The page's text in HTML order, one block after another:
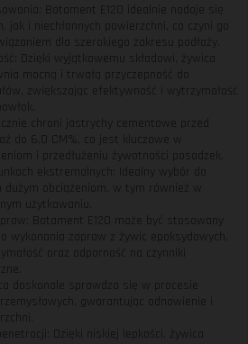
Botament E120 idealnie nadaje się
jak i niechłonnych powierzchni, co czyni go
dla szerokiego zakresu podłoży.
Dzięki wyjątkowemu składowi, żywica
mocną i trwałą przyczepność do
zwiększając efektywność i wytrzymałość
chroni jastrychy cementowe przed
do 6,0 CM%, co jest kluczowe w
i przedłużeniu żywotności posadzek.
ekstremalnych: Idealny wybór do
dużym obciążeniom, w tym również w
użytkowaniu.
Botament E120 może być stosowany
wykonania zapraw z żywic epoksydowych,
oraz odporność na czynniki
doskonale sprawdza się w procesie
gwarantując odnowienie i
Dzięki niskiej lepkości, żywica